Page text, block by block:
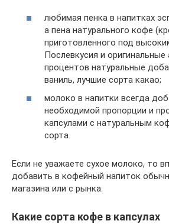
любимая пенка в напитках
а пена натурального кофе
приготовленного под
Послевкусия и
процентов натуральные
ваниль, лучшие сорта какао;
молоко в напитки всегда
необходимой пропорции и
капсулами с натуральным
сорта.
Если не уважаете сухое молоко, то
добавить в кофейный напиток
магазина или с рынка.
Какие сорта кофе в капсулах